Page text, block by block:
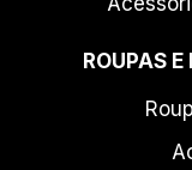
ROUPAS